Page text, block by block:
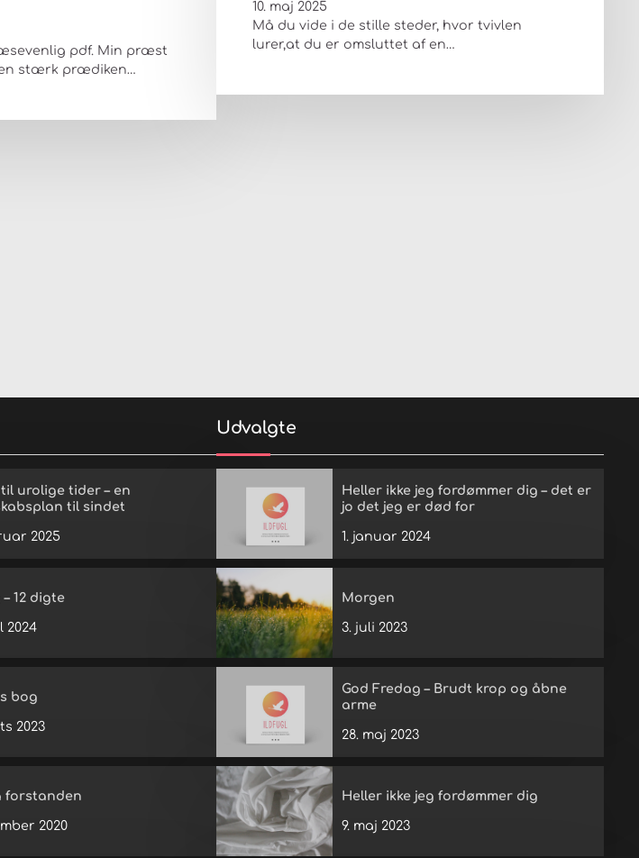
pdf. Min præst
stærk prædiken…
10. maj 2025
Må du vide i de stille steder, hvor tvivlen
lurer,at du er omsluttet af en…
til urolige tider – en
til sindet
2025
12 digte
2024
bog
2023
forstanden
2020
Udvalgte
Heller ikke jeg fordømmer dig – det er
jo det jeg er død for
1. januar 2024
Morgen
3. juli 2023
God Fredag – Brudt krop og åbne
arme
28. maj 2023
Heller ikke jeg fordømmer dig
9. maj 2023